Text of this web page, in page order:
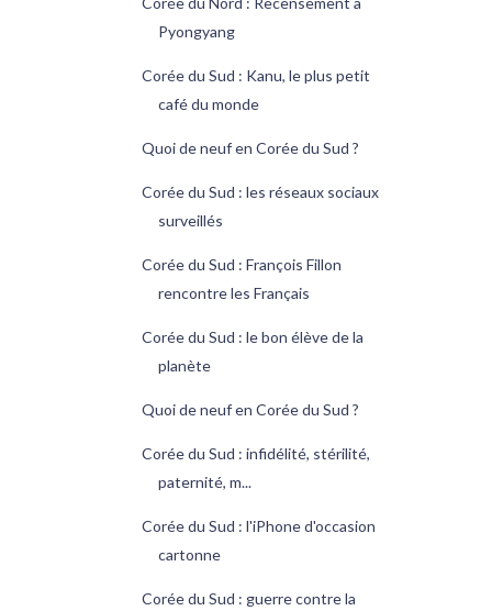
Pyongyang
Corée du Sud : Kanu, le plus petit
café du monde
Quoi de neuf en Corée du Sud ?
Corée du Sud : les réseaux sociaux
surveillés
Corée du Sud : François Fillon
rencontre les Français
Corée du Sud : le bon élève de la
planète
Quoi de neuf en Corée du Sud ?
Corée du Sud : infidélité, stérilité,
paternité, m...
Corée du Sud : l'iPhone d'occasion
cartonne
Corée du Sud : guerre contre la